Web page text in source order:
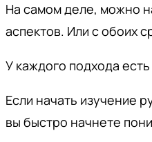
На самом деле, можно
аспектов. Или с обоих
У каждого подхода
Если начать изучение
вы быстро начнете